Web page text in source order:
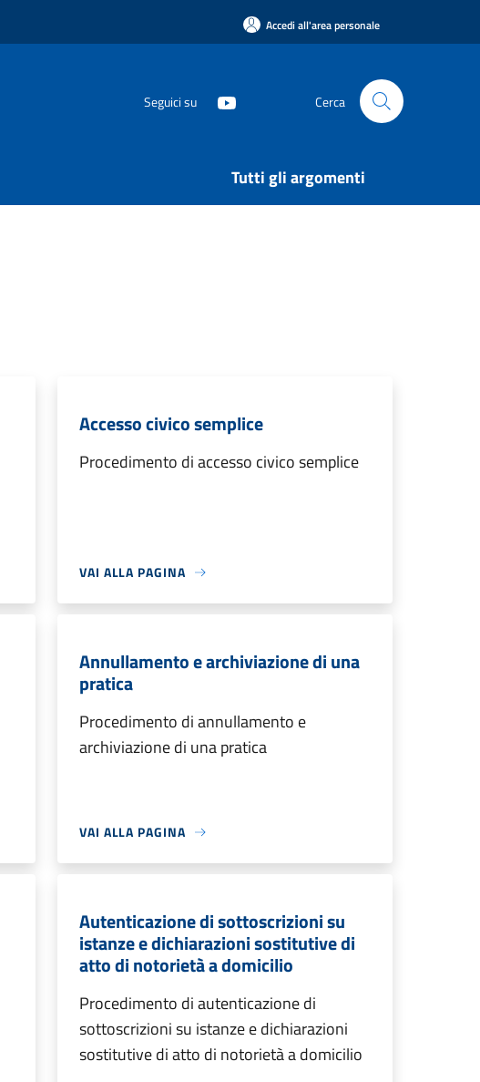
Accedi all'area personale
Seguici su Cerca
Tutti gli argomenti
Accesso civico semplice
Procedimento di accesso civico semplice
VAI ALLA PAGINA
Annullamento e archiviazione di una
pratica
Procedimento di annullamento e
archiviazione di una pratica
VAI ALLA PAGINA
Autenticazione di sottoscrizioni su
istanze e dichiarazioni sostitutive di
atto di notorietà a domicilio
Procedimento di autenticazione di
sottoscrizioni su istanze e dichiarazioni
sostitutive di atto di notorietà a domicilio